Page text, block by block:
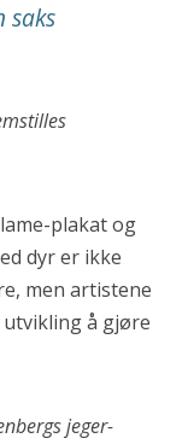
saks
plakat og
dyr er ikke
men artistene
å gjøre
jeger-